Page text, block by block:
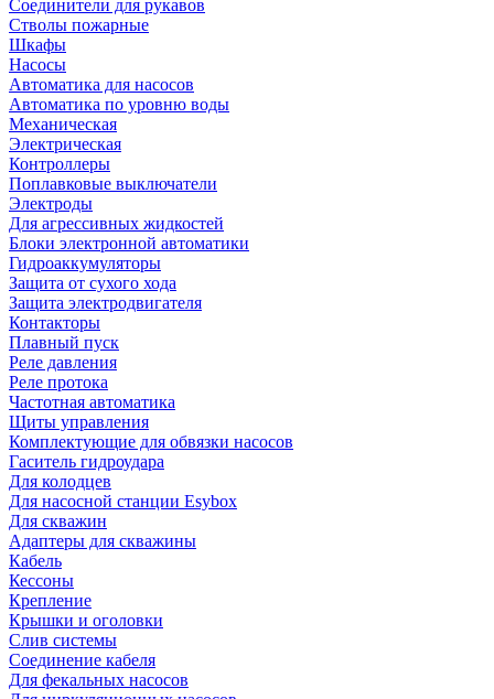
Соединители для рукавов
Стволы пожарные
Шкафы
Насосы
Автоматика для насосов
Автоматика по уровню воды
Механическая
Электрическая
Контроллеры
Поплавковые выключатели
Электроды
Для агрессивных жидкостей
Блоки электронной автоматики
Гидроаккумуляторы
Защита от сухого хода
Защита электродвигателя
Контакторы
Плавный пуск
Реле давления
Реле протока
Частотная автоматика
Щиты управления
Комплектующие для обвязки насосов
Гаситель гидроудара
Для колодцев
Для насосной станции Esybox
Для скважин
Адаптеры для скважины
Кабель
Кессоны
Крепление
Крышки и оголовки
Слив системы
Соединение кабеля
Для фекальных насосов